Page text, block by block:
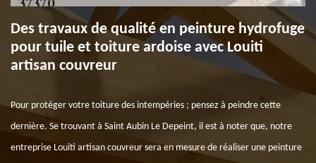
Des travaux de qualité en peinture hydrofuge
pour tuile et toiture ardoise avec Louiti
artisan couvreur
Pour protéger votre toiture des intempéries ; pensez à peindre cette
dernière. Se trouvant à Saint Aubin Le Depeint, il est à noter que, notre
entreprise Louiti artisan couvreur sera en mesure de réaliser une peinture